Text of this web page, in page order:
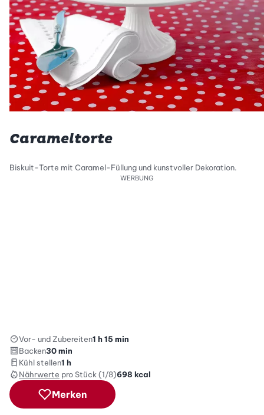
Carameltorte
Biskuit-Torte mit Caramel-Füllung und kunstvoller Dekoration.
WERBUNG
Vor- und Zubereiten1 h 15 min
Backen30 min
Kühl stellen1 h
Nährwerte pro Stück (1/8)698 kcal
Merken